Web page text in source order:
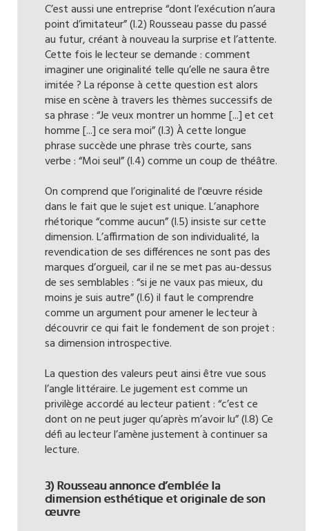
C’est aussi une entreprise “dont l’exécution n’aura
point d’imitateur” (l.2) Rousseau passe du passé
au futur, créant à nouveau la surprise et l’attente.
Cette fois le lecteur se demande : comment
imaginer une originalité telle qu’elle ne saura être
imitée ? La réponse à cette question est alors
mise en scène à travers les thèmes successifs de
sa phrase : “Je veux montrer un homme [...] et cet
homme [...] ce sera moi” (l.3) À cette longue
phrase succède une phrase très courte, sans
verbe : “Moi seul” (l.4) comme un coup de théâtre.
On comprend que l’originalité de l'œuvre réside
dans le fait que le sujet est unique. L’anaphore
rhétorique “comme aucun” (l.5) insiste sur cette
dimension. L’affirmation de son individualité, la
revendication de ses différences ne sont pas des
marques d’orgueil, car il ne se met pas au-dessus
de ses semblables : “si je ne vaux pas mieux, du
moins je suis autre” (l.6) il faut le comprendre
comme un argument pour amener le lecteur à
découvrir ce qui fait le fondement de son projet :
sa dimension introspective.
La question des valeurs peut ainsi être vue sous
l’angle littéraire. Le jugement est comme un
privilège accordé au lecteur patient : “c’est ce
dont on ne peut juger qu’après m’avoir lu” (l.8) Ce
défi au lecteur l’amène justement à continuer sa
lecture.
3) Rousseau annonce d’emblée la
dimension esthétique et originale de son
œuvre